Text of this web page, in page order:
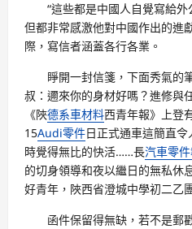
“這些都是中國人自覺寫給
但都非常感激他對中國作出的進
際，寫信者涵蓋各行各業。
睜開一封信箋，下面秀氣的
叔：邇來你的身材好嗎？進修
《陜德系車材料西青年報》上登
15Audi零件日正式通車這簡直
時覺得無比的快活……長汽車零
的切身領導和夜以繼日的無私休
好青年，陜西省澄城中學初二乙
函件保留得無缺，若不是郵